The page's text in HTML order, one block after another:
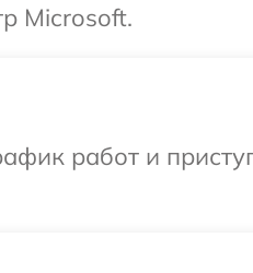
Microsoft.
работ и